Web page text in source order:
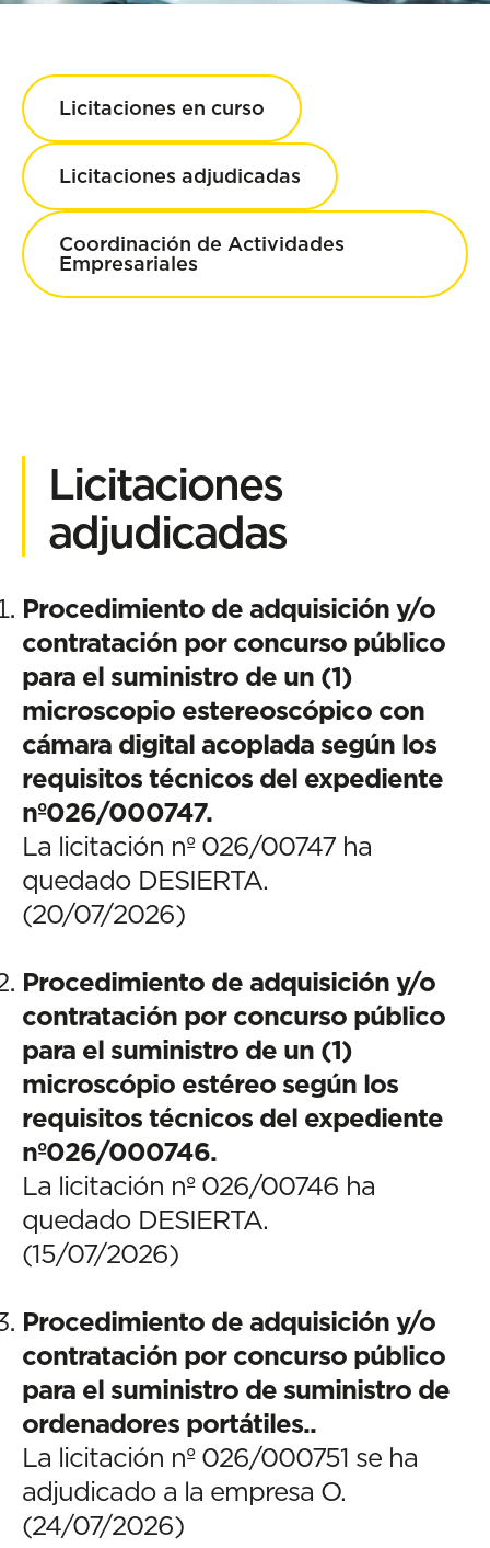
Licitaciones en curso
Licitaciones adjudicadas
Coordinación de Actividades
Empresariales
Licitaciones
adjudicadas
Procedimiento de adquisición y/o
contratación por concurso público
para el suministro de un (1)
microscopio estereoscópico con
cámara digital acoplada según los
requisitos técnicos del expediente
nº026/000747.
La licitación nº 026/00747 ha
quedado DESIERTA.
(20/07/2026)
Procedimiento de adquisición y/o
contratación por concurso público
para el suministro de un (1)
microscópio estéreo según los
requisitos técnicos del expediente
nº026/000746.
La licitación nº 026/00746 ha
quedado DESIERTA.
(15/07/2026)
Procedimiento de adquisición y/o
contratación por concurso público
para el suministro de suministro de
ordenadores portátiles..
La licitación nº 026/000751 se ha
adjudicado a la empresa O.
(24/07/2026)